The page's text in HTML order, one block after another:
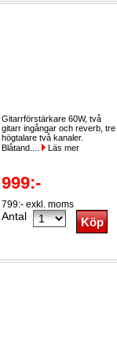
Gitarrförstärkare 60W, två
gitarr ingångar och reverb, tre
högtalare två kanaler.
Blåtand....
Läs mer
999:-
799:- exkl. moms
Antal